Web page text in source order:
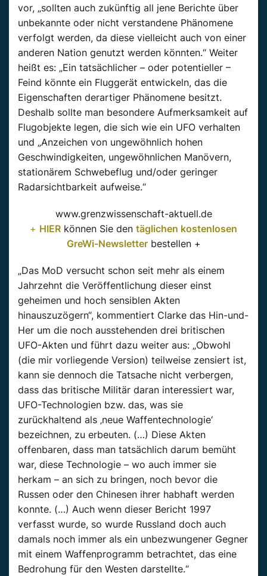
vor, „sollten auch zukünftig all jene Berichte über
unbekannte oder nicht verstandene Phänomene
verfolgt werden, da diese vielleicht auch von einer
anderen Nation genutzt werden könnten.“ Weiter
heißt es: „Ein tatsächlicher – oder potentieller –
Feind könnte ein Fluggerät entwickeln, das die
Eigenschaften derartiger Phänomene besitzt.
Deshalb sollte man besondere Aufmerksamkeit auf
Flugobjekte legen, die sich wie ein UFO verhalten
und „Anzeichen von ungewöhnlich hohen
Geschwindigkeiten, ungewöhnlichen Manövern,
stationärem Schwebeflug und/oder geringer
Radarsichtbarkeit aufweise.“
www.grenzwissenschaft-aktuell.de
+ HIER können Sie den täglichen kostenlosen
GreWi-Newsletterbestellen +
„Das MoD versucht schon seit mehr als einem
Jahrzehnt die Veröffentlichung dieser einst
geheimen und hoch sensiblen Akten
hinauszuzögern“, kommentiert Clarke das Hin-und-
Her um die noch ausstehenden drei britischen
UFO-Akten und führt dazu weiter aus: „Obwohl
(die mir vorliegende Version) teilweise zensiert ist,
kann sie dennoch die Tatsache nicht verbergen,
dass das britische Militär daran interessiert war,
UFO-Technologien bzw. das, was sie
zurückhaltend als ‚neue Waffentechnologie‘
bezeichnen, zu erbeuten. (…) Diese Akten
offenbaren, dass man tatsächlich darum bemüht
war, diese Technologie – wo auch immer sie
herkam – an sich zu bringen, noch bevor die
Russen oder den Chinesen ihrer habhaft werden
konnte. (…) Auch wenn dieser Bericht 1997
verfasst wurde, so wurde Russland doch auch
damals noch immer als ein unbezwungener Gegner
mit einem Waffenprogramm betrachtet, das eine
Bedrohung für den Westen darstellte.“